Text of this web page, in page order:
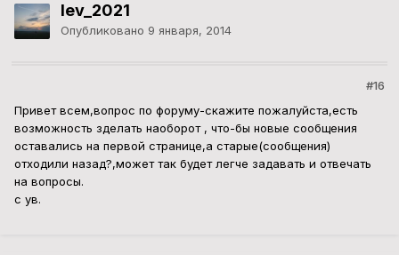
lev_2021
Опубликовано 9 января, 2014
#16
Привет всем,вопрос по форуму-скажите пожалуйста,есть
возможность зделать наоборот , что-бы новые сообщения
оставались на первой странице,а старые(сообщения)
отходили назад?,может так будет легче задавать и отвечать
на вопросы.
с ув.